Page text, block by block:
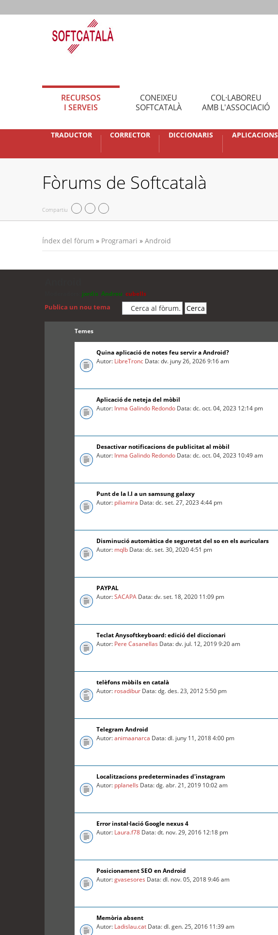
RECURSOS
I SERVEIS
CONEIXEU
SOFTCATALÀ
COL·LABOREU
AMB L'ASSOCIACIÓ
TRADUCTOR CORRECTOR DICCIONARIS APLICACIONS
Fòrums de Softcatalà
Compartiu
Índex del fòrum » Programari » Android
jordis Andreu cubells
Publica un nou tema
Temes
Quina aplicació de notes feu servir a Android?
Autor: LibreTronc Data: dv. juny 26, 2026 9:16 am
Aplicació de neteja del mòbil
Autor: Inma Galindo Redondo Data: dc. oct. 04, 2023 12:14 pm
Desactivar notificacions de publicitat al mòbil
Autor: Inma Galindo Redondo Data: dc. oct. 04, 2023 10:49 am
Punt de la l.l a un samsung galaxy
Autor: piliamira Data: dc. set. 27, 2023 4:44 pm
Disminució automàtica de seguretat del so en els auriculars
Autor: mqlb Data: dc. set. 30, 2020 4:51 pm
PAYPAL
Autor:SACAPA Data: dv. set. 18, 2020 11:09 pm
Teclat Anysoftkeyboard: edició del diccionari
Autor: Pere Casanellas Data: dv. jul. 12, 2019 9:20 am
telèfons mòbils en català
Autor: rosadibur Data: dg. des. 23, 2012 5:50 pm
Telegram Android
Autor:animaanarca Data: dl. juny 11, 2018 4:00 pm
Localitzacions predeterminades d'instagram
Autor: pplanells Data: dg. abr. 21, 2019 10:02 am
Error instal·lació Google nexus 4
Autor: Laura.f78 Data: dt. nov. 29, 2016 12:18 pm
Posicionament SEO en Android
Autor:gvasesores Data: dl. nov. 05, 2018 9:46 am
Memòria absent
Autor: Ladislau.cat Data: dl. gen. 25, 2016 11:39 am